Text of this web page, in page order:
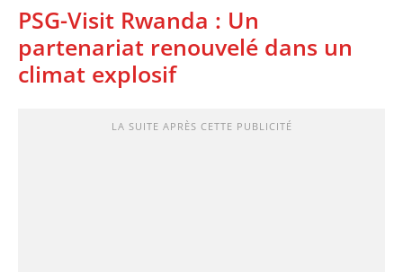
PSG-Visit Rwanda : Un
partenariat renouvelé dans un
climat explosif
LA SUITE APRÈS CETTE PUBLICITÉ